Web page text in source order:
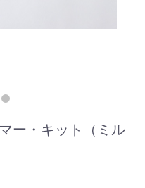
ー・キット（ミル